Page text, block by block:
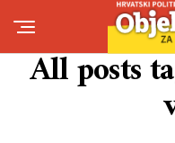
All posts